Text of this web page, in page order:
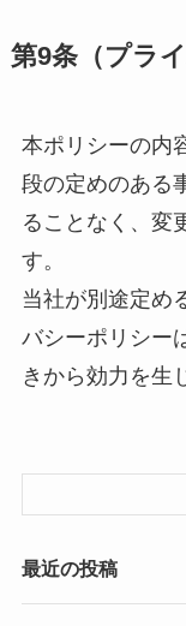
第9条（プラ
本ポリシーの内
段の定めのある
ることなく、変
す。
当社が別途定め
バシーポリシー
きから効力を生
最近の投稿